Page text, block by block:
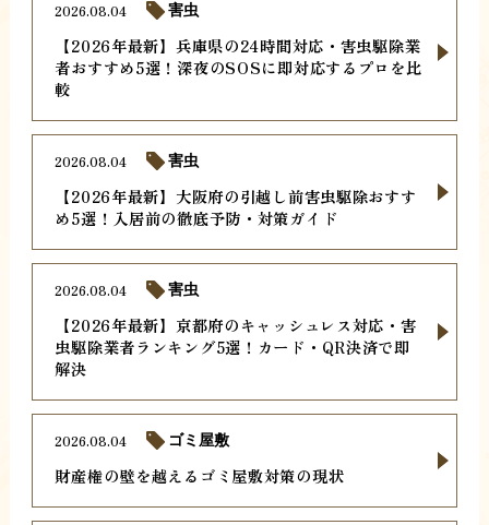
【2026年最新】兵庫県の24時間対応・害虫駆除業
者おすすめ5選！深夜のSOSに即対応するプロを比
較
2026.08.04 害虫
【2026年最新】大阪府の引越し前害虫駆除おすす
め5選！入居前の徹底予防・対策ガイド
2026.08.04 害虫
【2026年最新】京都府のキャッシュレス対応・害
虫駆除業者ランキング5選！カード・QR決済で即
解決
2026.08.04 害虫
財産権の壁を越えるゴミ屋敷対策の現状
2026.08.04 ゴミ屋敷